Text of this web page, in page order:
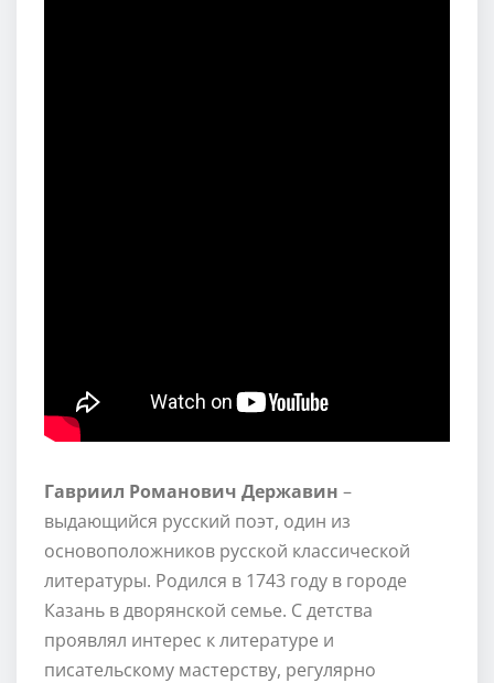
Гавриил Романович Державин –
выдающийся русский поэт, один из
основоположников русской классической
литературы. Родился в 1743 году в городе
Казань в дворянской семье. С детства
проявлял интерес к литературе и
писательскому мастерству, регулярно